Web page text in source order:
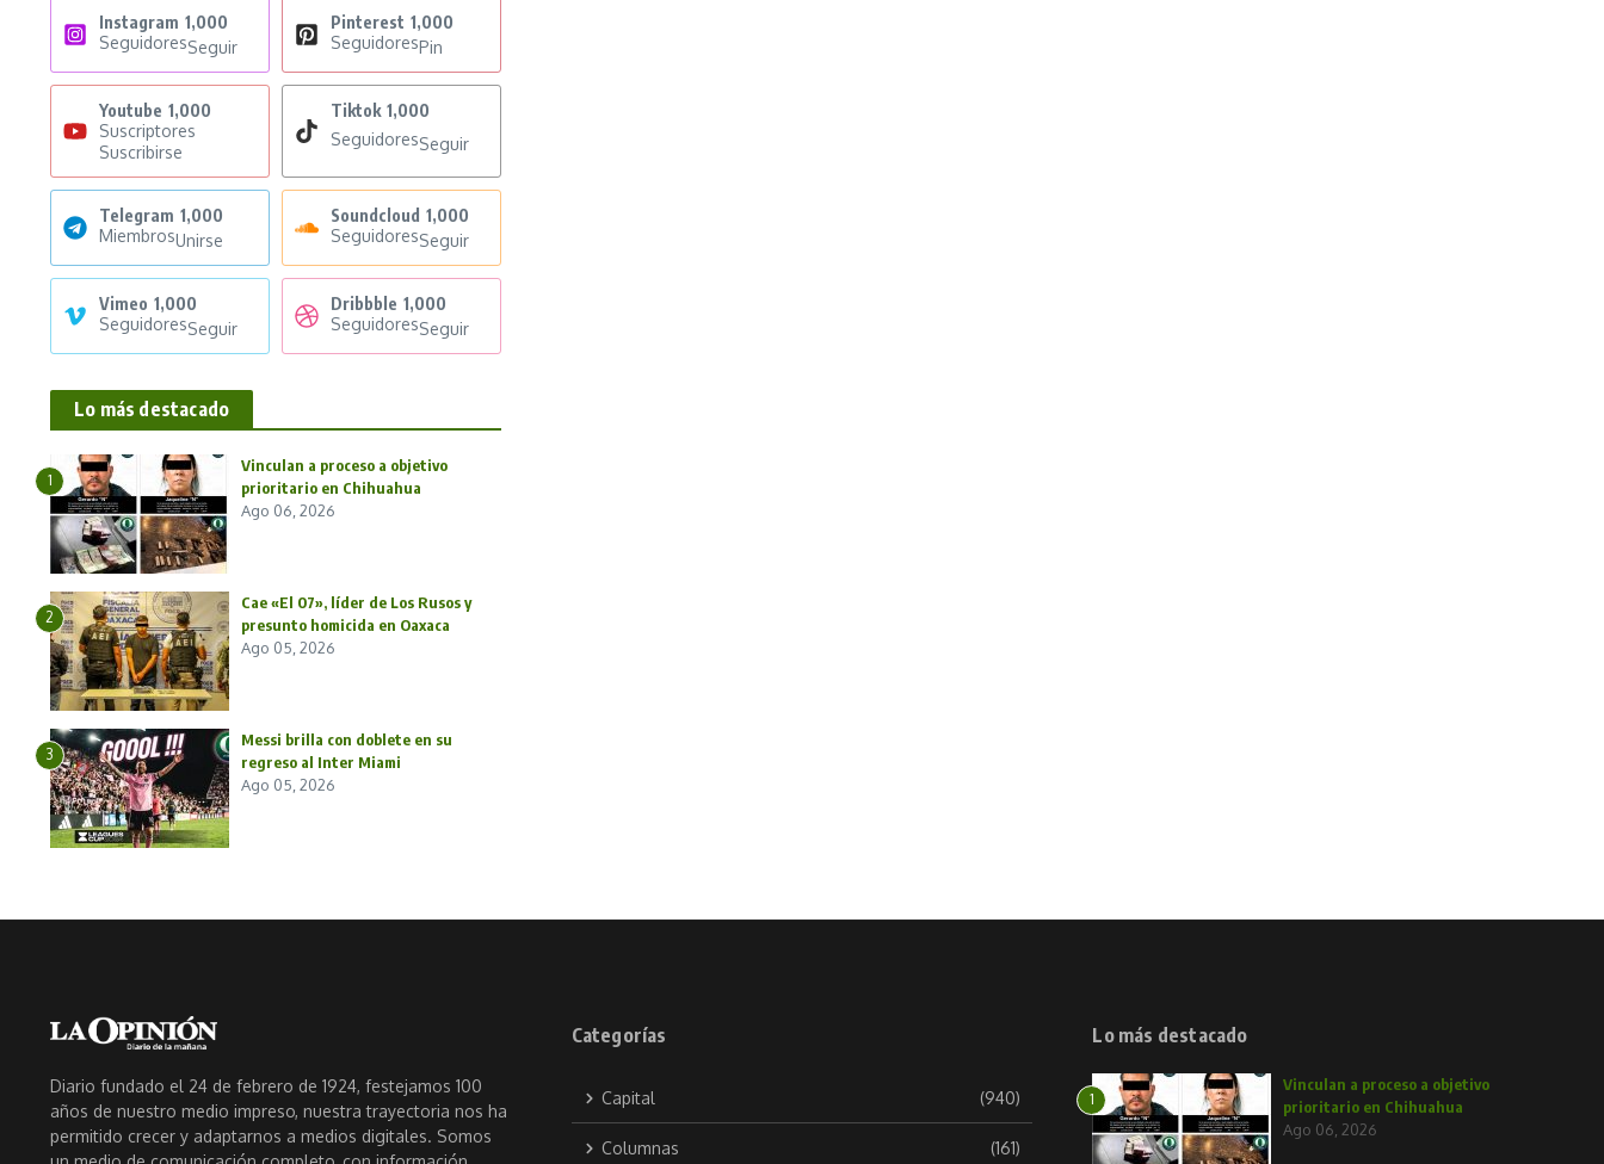
Instagram 1,000
SeguidoresSeguir
Pinterest 1,000
SeguidoresPin
Youtube 1,000
Suscriptores
Suscribirse
Tiktok 1,000
SeguidoresSeguir
Telegram 1,000
MiembrosUnirse
Soundcloud 1,000
SeguidoresSeguir
Vimeo 1,000
SeguidoresSeguir
Dribbble 1,000
SeguidoresSeguir
Lo más destacado
1
Vinculan a proceso a objetivo
prioritario en Chihuahua
Ago 06, 2026
2
Cae «El 07», líder de Los Rusos y
presunto homicida en Oaxaca
Ago 05, 2026
3
Messi brilla con doblete en su
regreso al Inter Miami
Ago 05, 2026
Diario fundado el 24 de febrero de 1924, festejamos 100
años de nuestro medio impreso, nuestra trayectoria nos ha
permitido crecer y adaptarnos a medios digitales. Somos
Categorías
Capital (940)
Columnas (161)
Lo más destacado
1
Vinculan a proceso a objetivo
prioritario en Chihuahua
Ago 06, 2026